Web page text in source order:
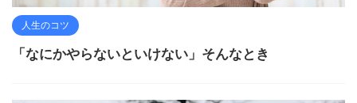
人生のコツ
「なにかやらないといけない」そんなとき